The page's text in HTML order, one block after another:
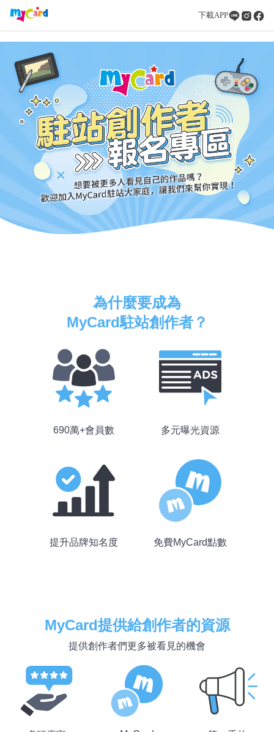
下載APP
為什麼要成為
MyCard駐站創作者？
690萬+會員數 多元曝光資源
提升品牌知名度 免費MyCard點數
MyCard提供給創作者的資源
提供創作者們更多被看見的機會